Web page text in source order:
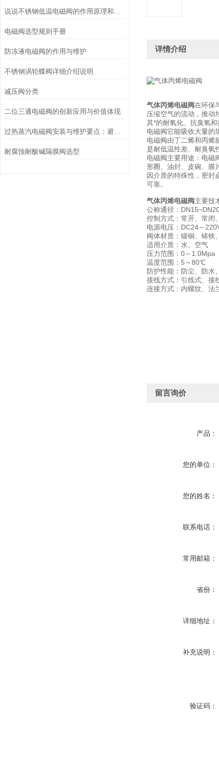
电磁阀选型规则手册
防冻液电磁阀的作用与维护
不锈钢涡轮蝶阀详细介绍说明
减压阀分类
二位三通电磁阀的创新应用与价值体现
耐腐蚀耐酸碱隔膜阀选型
详情介绍
气体丙烯电磁阀在环保
压缩空气的流动，推动
其*的耐氧化、抗臭氧
电磁阀它能吸收大量的
电磁阀由丁二烯和丙烯
是耐低温性差、耐臭氧
电磁阀主要用途：电磁
形圈、油封、皮碗、膜
因介质的特殊性，密封
可靠。
气体丙烯电磁阀主要技
公称通径：
控制方式：常开、常闭
电源电压：DC24～
阀体材质：锻铜、铸铁
适用介质：水、空气
压力范围：0～1.0Mpa
温度范围：5～80℃
防护性能：防尘、防水
接线方式：引线式、接
连接方式：内螺纹、法
留言询价
产品：
您的单位：
您的姓名：
联系电话：
常用邮箱：
省份：
详细地址：
补充说明：
验证码：